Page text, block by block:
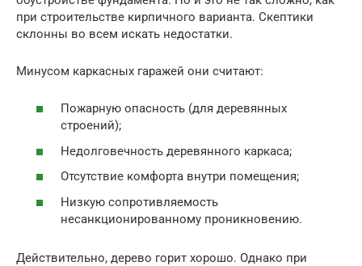
при строительстве кирпичного варианта. Скептики
склонны во всем искать недостатки.
Минусом каркасных гаражей они считают:
Пожарную опасность (для деревянных
строений);
Недолговечность деревянного каркаса;
Отсутствие комфорта внутри помещения;
Низкую сопротивляемость
несанкционированному проникновению.
Действительно, дерево горит хорошо. Однако при